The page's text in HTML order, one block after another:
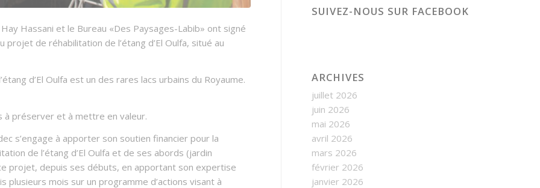
Hassani et le Bureau «Des Paysages-Labib» ont signé
de réhabilitation de l’étang d’El Oulfa, situé au
d’El Oulfa est un des rares lacs urbains du Royaume.
à préserver et à mettre en valeur.
s’engage à apporter son soutien financier pour la
de l’étang d’El Oulfa et de ses abords (jardin
projet, depuis ses débuts, en apportant son expertise
plusieurs mois sur un programme d’actions visant à
SUIVEZ-NOUS SUR FACEBOOK
ARCHIVES
juillet 2026
juin 2026
mai 2026
avril 2026
mars 2026
février 2026
janvier 2026